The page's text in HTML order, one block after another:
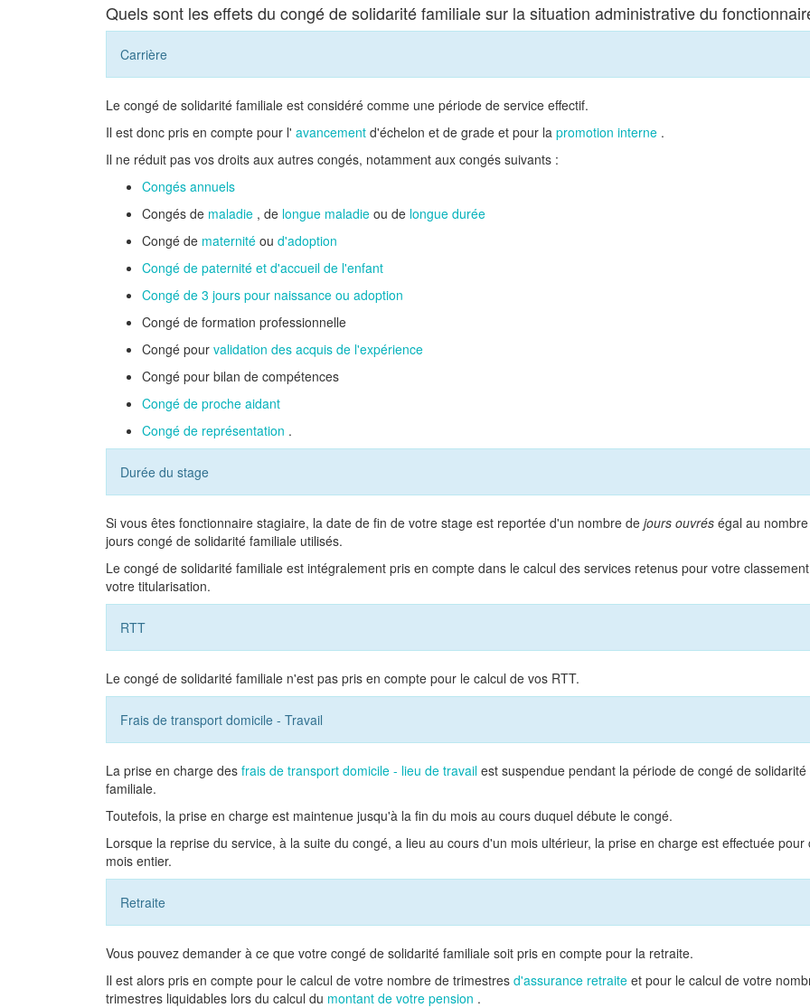
Quels sont les effets du congé de solidarité familiale sur la situation administrative du
Carrière
Le congé de solidarité familiale est considéré comme une période de service effectif.
Il est donc pris en compte pour l' avancement d'échelon et de grade et pour la promotion interne .
Il ne réduit pas vos droits aux autres congés, notamment aux congés suivants :
Congés annuels
Congés de maladie , de longue maladie ou de longue durée
Congé de maternité ou d'adoption
Congé de paternité et d'accueil de l'enfant
Congé de 3 jours pour naissance ou adoption
Congé de formation professionnelle
Congé pour validation des acquis de l'expérience
Congé pour bilan de compétences
Congé de proche aidant
Congé de représentation .
Durée du stage
Si vous êtes fonctionnaire stagiaire, la date de fin de votre stage est reportée d'un nombre de jours ouvrés égal au
jours congé de solidarité familiale utilisés.
Le congé de solidarité familiale est intégralement pris en compte dans le calcul des services retenus pour votre
votre titularisation.
RTT
Le congé de solidarité familiale n'est pas pris en compte pour le calcul de vos RTT.
Frais de transport domicile - Travail
La prise en charge des frais de transport domicile - lieu de travail est suspendue pendant la période de congé de solidarité
familiale.
Toutefois, la prise en charge est maintenue jusqu'à la fin du mois au cours duquel débute le congé.
Lorsque la reprise du service, à la suite du congé, a lieu au cours d'un mois ultérieur, la prise en charge est effectuée pour
mois entier.
Retraite
Vous pouvez demander à ce que votre congé de solidarité familiale soit pris en compte pour la retraite.
Il est alors pris en compte pour le calcul de votre nombre de trimestres d'assurance retraite et pour le calcul de votre
trimestres liquidables lors du calcul du montant de votre pension .